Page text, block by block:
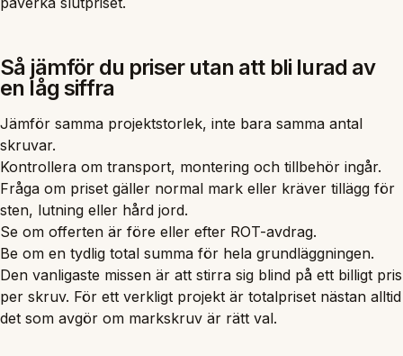
Så jämför du priser utan att bli lurad av
en låg siffra
Jämför samma projektstorlek, inte bara samma antal
skruvar.
Kontrollera om transport, montering och tillbehör ingår.
Fråga om priset gäller normal mark eller kräver tillägg för
sten, lutning eller hård jord.
Se om offerten är före eller efter ROT-avdrag.
Be om en tydlig total summa för hela grundläggningen.
Den vanligaste missen är att stirra sig blind på ett billigt pris
per skruv. För ett verkligt projekt är totalpriset nästan alltid
det som avgör om markskruv är rätt val.